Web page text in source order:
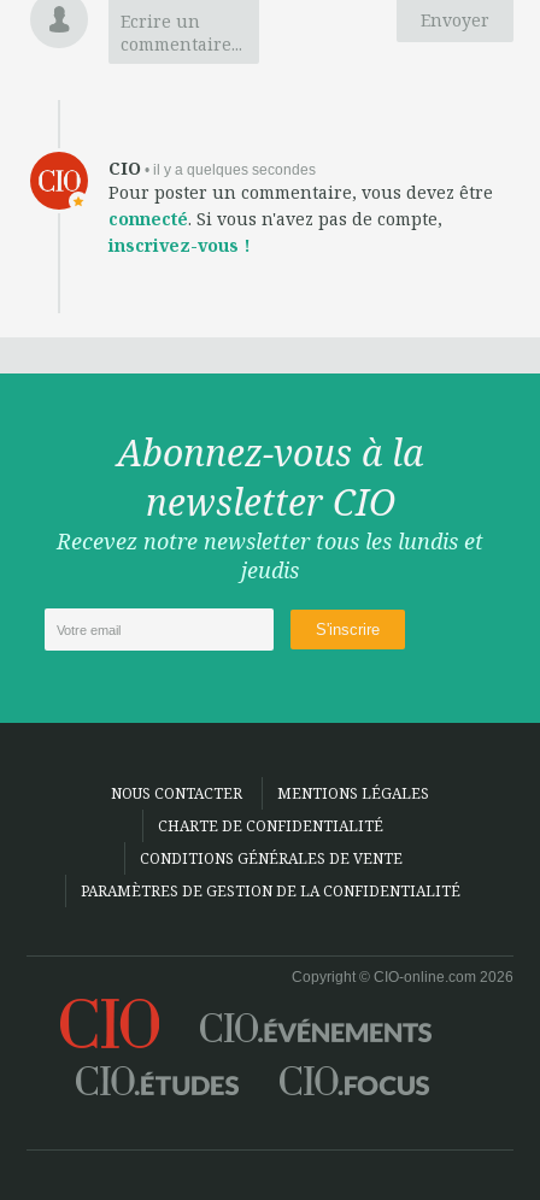
Envoyer
Ecrire un
commentaire...
CIO • il y a quelques secondes
Pour poster un commentaire, vous devez être
connecté. Si vous n'avez pas de compte,
inscrivez-vous !
Abonnez-vous à la
newsletter CIO
Recevez notre newsletter tous les lundis et
jeudis
NOUS CONTACTER
MENTIONS LÉGALES
CHARTE DE CONFIDENTIALITÉ
CONDITIONS GÉNÉRALES DE VENTE
PARAMÈTRES DE GESTION DE LA CONFIDENTIALITÉ
Copyright © CIO-online.com 2026